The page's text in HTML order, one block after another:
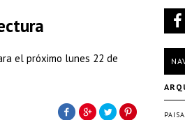
el próximo lunes 22 de